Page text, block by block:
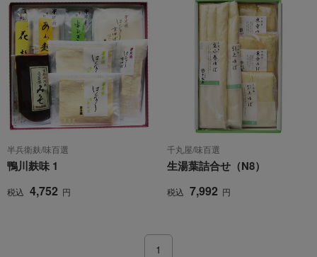
半兵衛麸/味百選
鴨川麸味 1
税込 4,752 円
千丸屋/味百選
生湯葉詰合せ（N8）
税込 7,992 円
1